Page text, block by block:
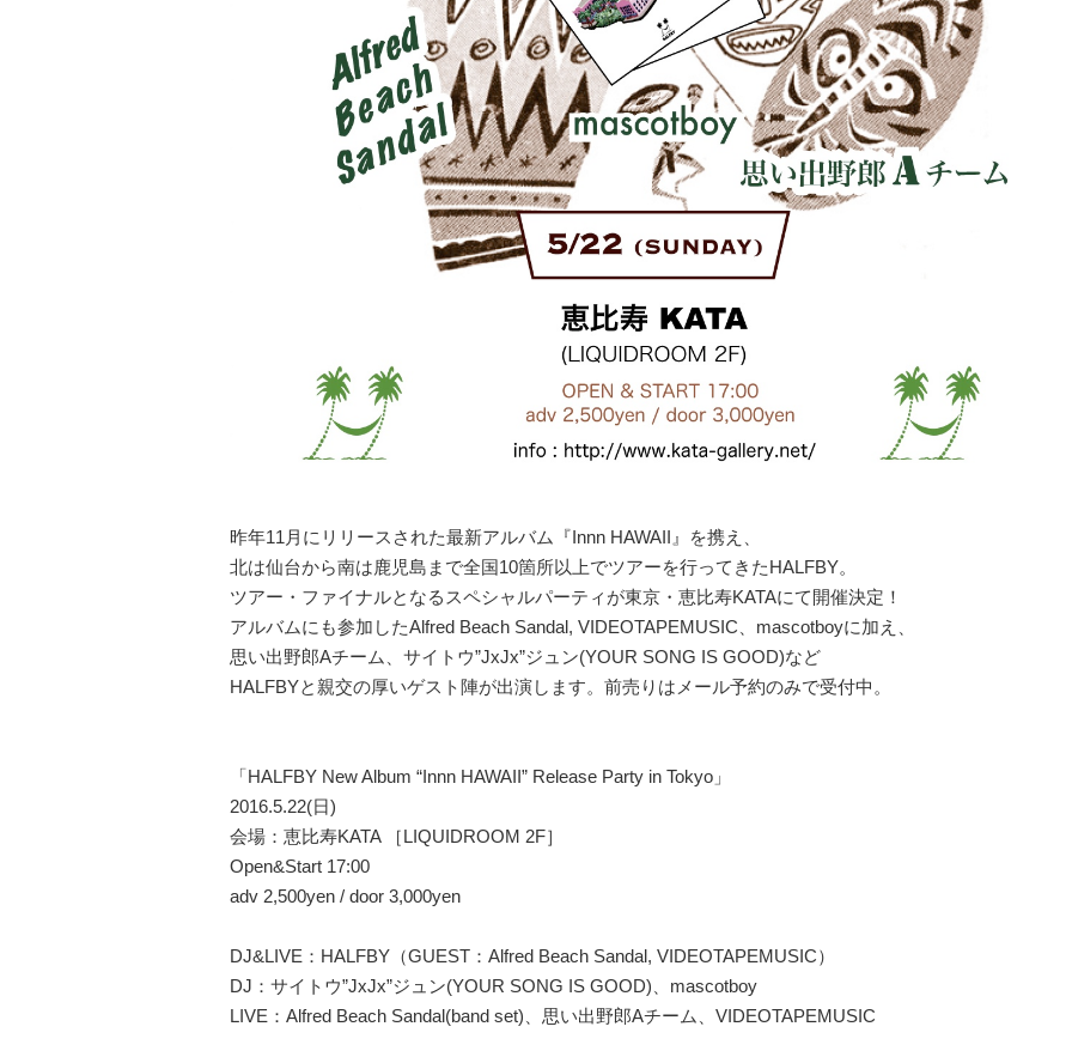
昨年11月にリリースされた最新アルバム『Innn HAWAII』を携え、
北は仙台から南は鹿児島まで全国10箇所以上でツアーを行ってきたHALFBY。
ツアー・ファイナルとなるスペシャルパーティが東京・恵比寿KATAにて開催決定！
アルバムにも参加したAlfred Beach Sandal, VIDEOTAPEMUSIC、mascotboyに加え、
思い出野郎Aチーム、サイトウ”JxJx”ジュン(YOUR SONG IS GOOD)など
HALFBYと親交の厚いゲスト陣が出演します。前売りはメール予約のみで受付中。
「HALFBY New Album “Innn HAWAII” Release Party in Tokyo」
2016.5.22(日)
会場：恵比寿KATA ［LIQUIDROOM 2F］
Open&Start 17:00
adv 2,500yen / door 3,000yen
DJ&LIVE：HALFBY（GUEST：Alfred Beach Sandal, VIDEOTAPEMUSIC）
DJ：サイトウ”JxJx”ジュン(YOUR SONG IS GOOD)、mascotboy
LIVE：Alfred Beach Sandal(band set)、思い出野郎Aチーム、VIDEOTAPEMUSIC